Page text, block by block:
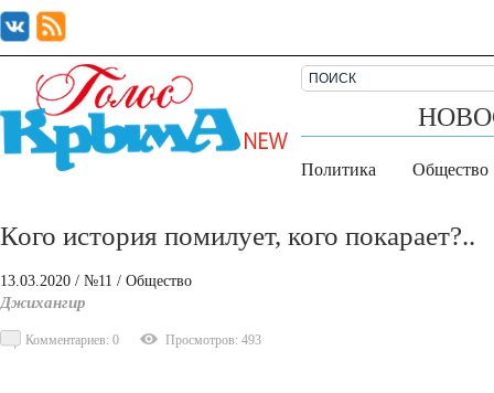
Политика Общество
Кого история помилует, кого покарает?..
13.03.2020 / №11 / Общество
Джихангир
Комментариев: 0 Просмотров: 493